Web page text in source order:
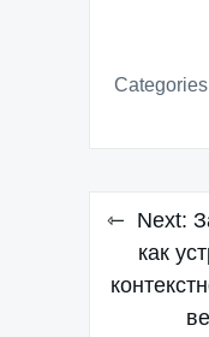
записям
Next:
как